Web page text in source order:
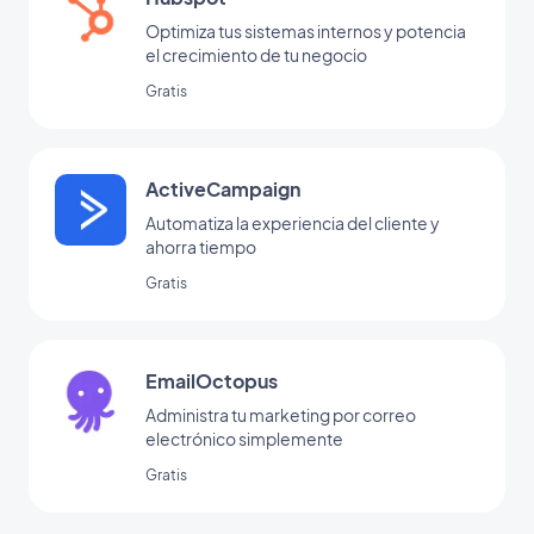
Optimiza tus sistemas internos y potencia
el crecimiento de tu negocio
Gratis
ActiveCampaign
Automatiza la experiencia del cliente y
ahorra tiempo
Gratis
EmailOctopus
Administra tu marketing por correo
electrónico simplemente
Gratis